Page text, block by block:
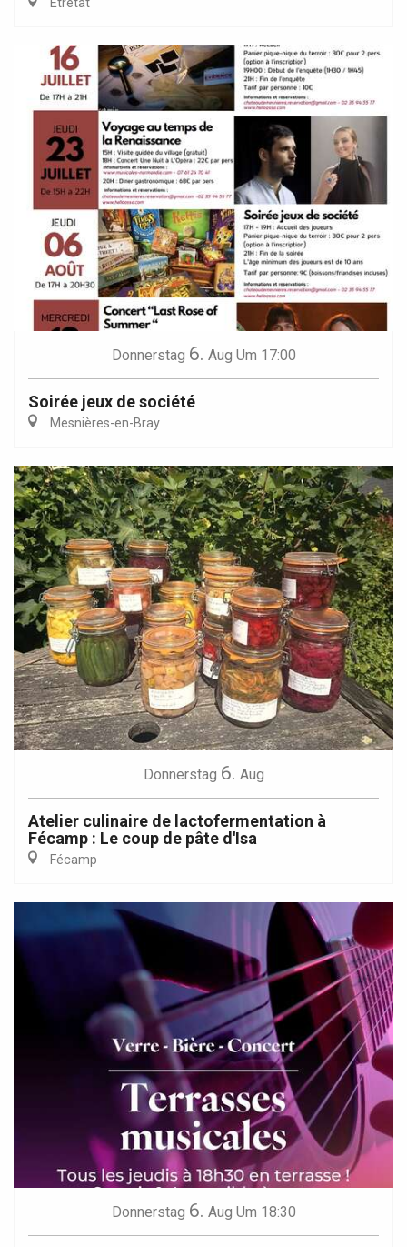
Étretat
Donnerstag 6. Aug Um 17:00
Soirée jeux de société
Mesnières-en-Bray
Donnerstag 6. Aug
Atelier culinaire de lactofermentation à
Fécamp : Le coup de pâte d'Isa
Fécamp
Donnerstag 6. Aug Um 18:30